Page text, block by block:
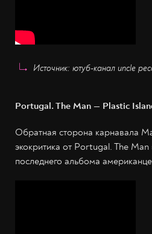
Источник: ютуб-канал uncle
Portugal. The Man — Plastic
Обратная сторона карнавала
экокритика от Portugal. The
последнего альбома